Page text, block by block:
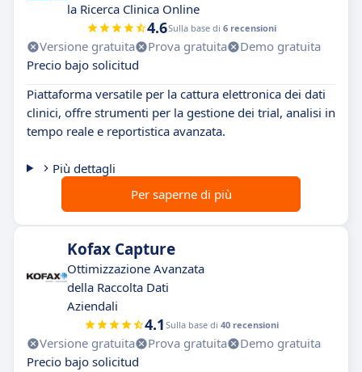
la Ricerca Clinica Online
4.6Sulla base di 6 recensioni
Versione gratuita Prova gratuita
Demo gratuita
Precio bajo solicitud
Piattaforma versatile per la cattura elettronica dei dati
clinici, offre strumenti per la gestione dei trial, analisi in
tempo reale e reportistica avanzata.
Più dettagli
Per saperne di più
Kofax Capture
Ottimizzazione Avanzata
della Raccolta Dati
Aziendali
4.1 Sulla base di 40 recensioni
Versione gratuita Prova gratuita
Demo gratuita
Precio bajo solicitud